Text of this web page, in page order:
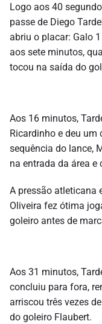
Logo aos 40
passe de Diego
abriu o placar: Galo
aos sete minutos,
tocou na saída do
Aos 16 minutos,
Ricardinho e deu um
sequência do lance,
na entrada da área
A pressão atleticana
Oliveira fez ótima
goleiro antes de
Aos 31 minutos,
concluiu para fora,
arriscou três vezes
do goleiro Flaubert.